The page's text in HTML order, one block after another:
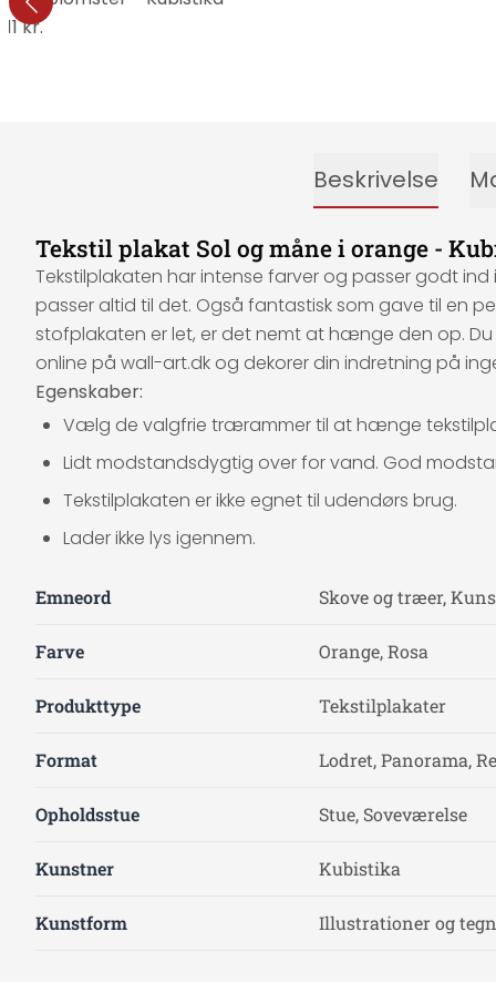
kr.
Beskrivelse
Tekstil plakat Sol og måne i orange -
Tekstilplakaten har intense farver og passer godt
passer altid til det. Også fantastisk som gave til en
stofplakaten er let, er det nemt at hænge den op.
online på wall-art.dk og dekorer din indretning på
Egenskaber:
Vælg de valgfrie trærammer til at hænge
Lidt modstandsdygtig over for vand. God
Tekstilplakaten er ikke egnet til udendørs brug.
Lader ikke lys igennem.
Emneord Skove og træer,
Farve Orange, Rosa
Produkttype Tekstilplakater
Format Lodret, Panorama,
Opholdsstue Stue, Soveværelse
Kunstner Kubistika
Kunstform Illustrationer og